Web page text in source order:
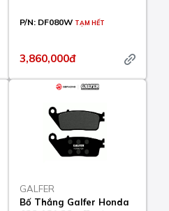
P/N: DF080W TẠM HẾT
3,860,000đ
GALFER
Bố Thắng Galfer Honda